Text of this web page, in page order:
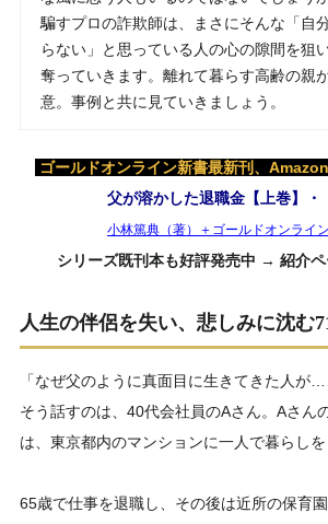
騙すプロの詐欺師は、まさにそんな「自
らない」と思っている人の心の隙間を狙
奪っていきます。離れて暮らす高齢の親
意。事例と共に見ていきましょう。
ゴールドオンライン新書最新刊、
父が溶かした退職金【上巻】・
小林篤典（著）＋ゴールドオンライン
シリーズ既刊本も好評発売中 → 紹介
人生の伴侶を失い、悲しみに沈む
「なぜ父のように真面目に生きてきた人が
そう話すのは、40代会社員のAさん。Aさん
は、東京都内のマンションに一人で暮らしを
65歳で仕事を退職し、その後は近所の保育